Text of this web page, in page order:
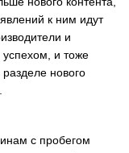
к ним идут
и
и тоже
нового
с пробегом